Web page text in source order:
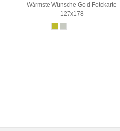
Wärmste Wünsche Gold Fotokarte
127x178